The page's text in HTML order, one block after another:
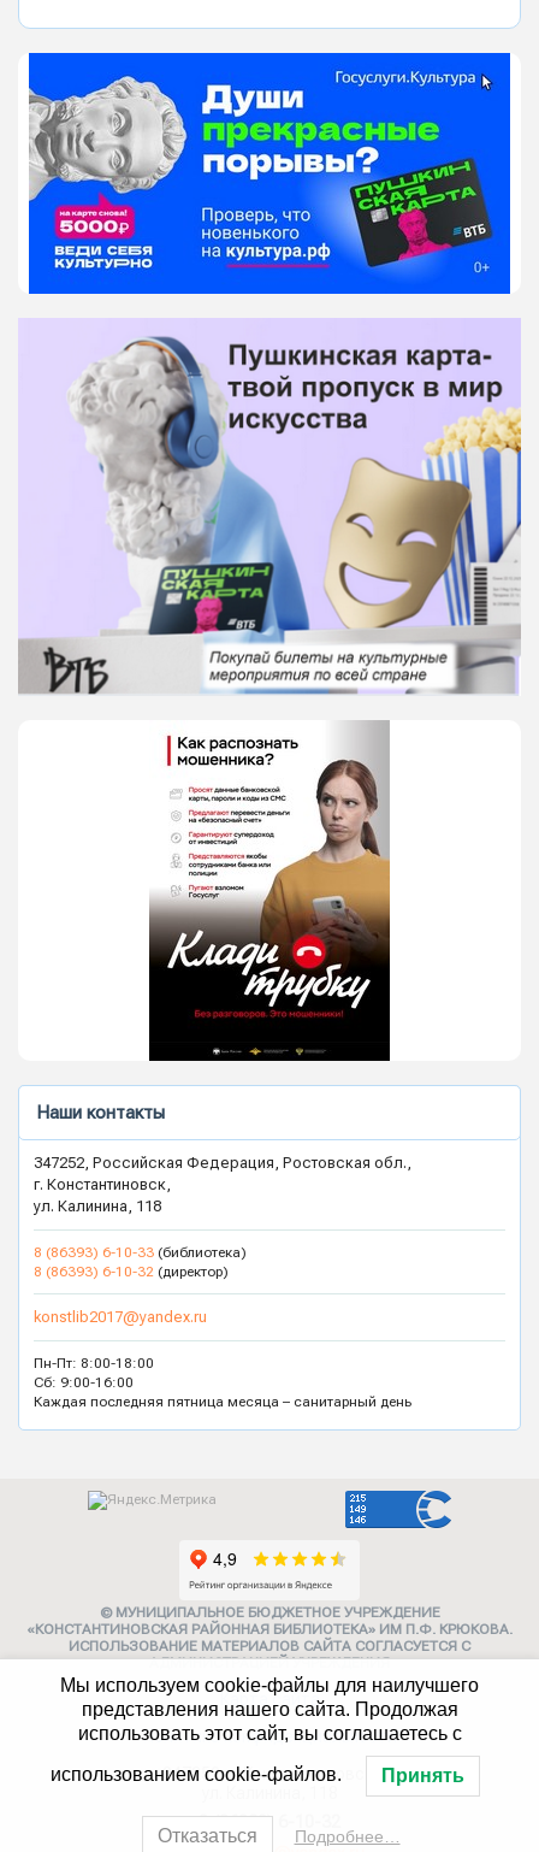
Наши контакты
347252, Российская Федерация, Ростовская обл.,
г. Константиновск,
ул. Калинина, 118
8 (86393) 6-10-33 (библиотека)
8 (86393) 6-10-32 (директор)
konstlib2017@yandex.ru
Пн-Пт: 8:00-18:00
Сб: 9:00-16:00
Каждая последняя пятница месяца – санитарный день
Мы используем cookie-файлы для наилучшего
представления нашего сайта. Продолжая
использовать этот сайт, вы соглашаетесь с
использованием cookie-файлов. Принять
Отказаться Подробнее…
© МУНИЦИПАЛЬНОЕ БЮДЖЕТНОЕ УЧРЕЖДЕНИЕ
«КОНСТАНТИНОВСКАЯ РАЙОННАЯ БИБЛИОТЕКА» ИМ П.Ф. КРЮКОВА.
ИСПОЛЬЗОВАНИЕ МАТЕРИАЛОВ САЙТА СОГЛАСУЕТСЯ С
АДМИНИСТРАЦИЕЙ УЧРЕЖДЕНИЯ
Карта сайта
Политика конфиденциальности
347252, г. Константиновск,
8 (86393) 6-10-32